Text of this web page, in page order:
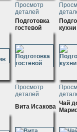
Просмотр
деталей
Подготовка
гостевой
Просмотр
деталей
кухни
Вита Исакова Чай